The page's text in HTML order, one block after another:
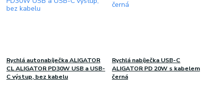
Rychlá autonabíječka ALIGATOR
CL ALIGATOR PD30W USB a USB-
C výstup, bez kabelu
Rychlá nabíječka USB-C
ALIGATOR PD 20W s kabelem
černá